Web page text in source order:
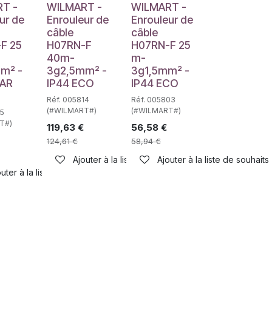
-
de
25
-
à la liste de souhaits
WILMART -
Enrouleur de
câble
H07RN-F
40m-
3g2,5mm² -
IP44 ECO
Réf. 005814
(#WILMART#)
119,63€
124,61€
Ajouter à la liste de souhaits
WILMART -
Enrouleur de
câble
H07RN-F 25
m-
3g1,5mm² -
IP44 ECO
Réf. 005803
(#WILMART#)
56,58€
58,94€
Ajouter à la liste de souhaits